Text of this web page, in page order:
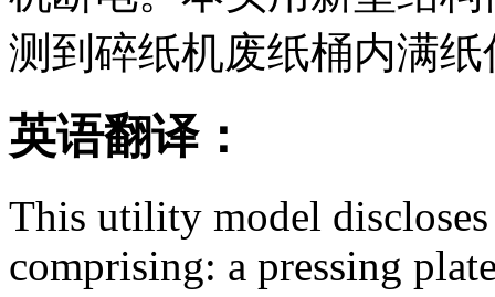
测到碎纸机废纸桶内满
英语翻译：
This utility model discloses
comprising: a pressing